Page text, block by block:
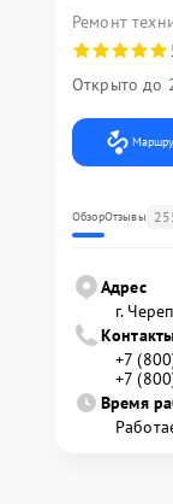
Ремонт
Открыто до
ОбзорОтзывы
Адрес
г.
Контакты
+7
+7
Время